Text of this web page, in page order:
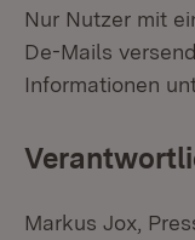
Nur Nutzer mit
De-Mails
Informationen
Markus Jox,